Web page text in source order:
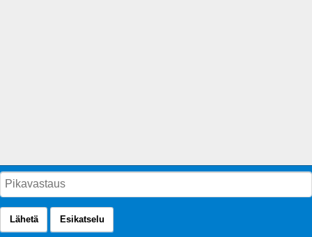
Lähetä Esikatselu